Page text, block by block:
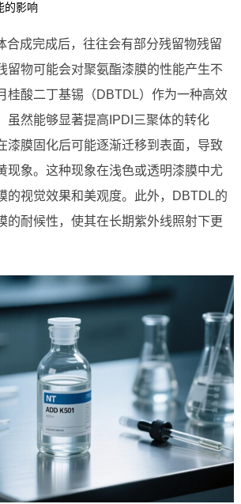
的影响
合成完成后，往往会有部分残留物残留
留物可能会对聚氨酯漆膜的性能产生不
桂酸二丁基锡（DBTDL）作为一种高效
虽然能够显著提高IPDI三聚体的转化
漆膜固化后可能逐渐迁移到表面，导致
现象。这种现象在浅色或透明漆膜中尤
的视觉效果和美观度。此外，DBTDL的
的耐候性，使其在长期紫外线照射下更